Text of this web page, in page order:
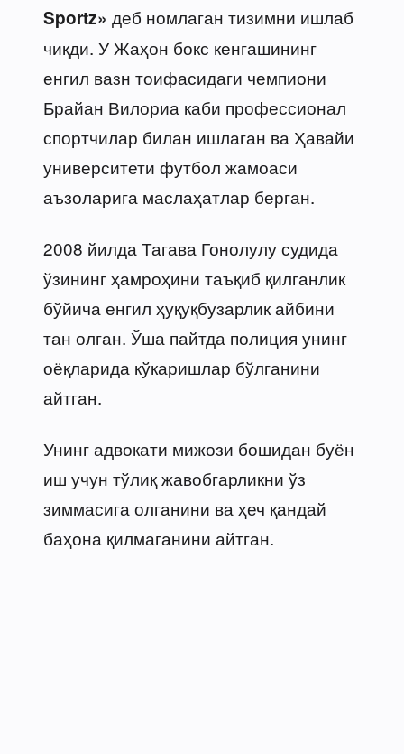
Sportz» деб номлаган тизимни ишлаб
чиқди. У Жаҳон бокс кенгашининг
енгил вазн тоифасидаги чемпиони
Брайан Вилориа каби профессионал
спортчилар билан ишлаган ва Ҳавайи
университети футбол жамоаси
аъзоларига маслаҳатлар берган.
2008 йилда Тагава Гонолулу судида
ўзининг ҳамроҳини таъқиб қилганлик
бўйича енгил ҳуқуқбузарлик айбини
тан олган. Ўша пайтда полиция унинг
оёқларида кўкаришлар бўлганини
айтган.
Унинг адвокати мижози бошидан буён
иш учун тўлиқ жавобгарликни ўз
зиммасига олганини ва ҳеч қандай
баҳона қилмаганини айтган.